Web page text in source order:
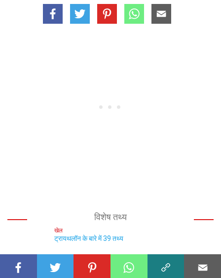
विशेष तथ्य
खेल
ट्रायथलॉन के बारे में 39 तथ्य
खेल